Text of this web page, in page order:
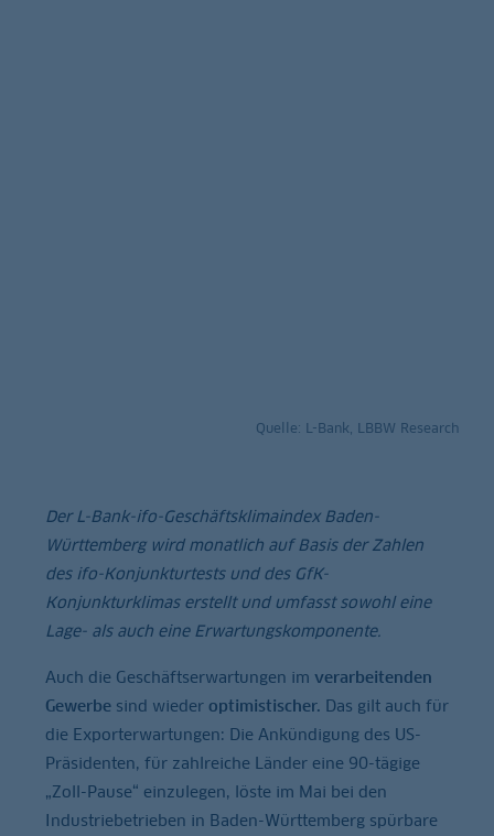
Quelle: L-Bank, LBBW Research
Der L-Bank-ifo-Geschäftsklimaindex Baden-
Württemberg wird monatlich auf Basis der Zahlen
des ifo-Konjunkturtests und des GfK-
Konjunkturklimas erstellt und umfasst sowohl eine
Lage- als auch eine Erwartungskomponente.
Auch die Geschäftserwartungen im verarbeitenden
Gewerbe sind wieder optimistischer. Das gilt auch für
die Exporterwartungen: Die Ankündigung des US-
Präsidenten, für zahlreiche Länder eine 90-tägige
„Zoll-Pause“ einzulegen, löste im Mai bei den
Industriebetrieben in Baden-Württemberg spürbare